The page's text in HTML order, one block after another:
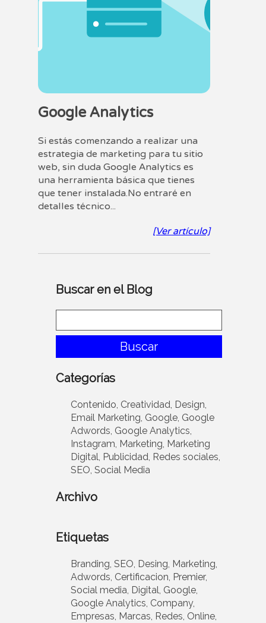
Google Analytics
Si estás comenzando a realizar una
estrategia de marketing para tu sitio
web, sin duda Google Analytics es
una herramienta básica que tienes
que tener instalada.No entraré en
detalles técnico...
[Ver artículo]
Buscar en el Blog
Buscar
Categorías
Contenido, Creatividad, Design,
Email Marketing, Google, Google
Adwords, Google Analytics,
Instagram, Marketing, Marketing
Digital, Publicidad, Redes sociales,
SEO, Social Media
Archivo
Etiquetas
Branding, SEO, Desing, Marketing,
Adwords, Certificacion, Premier,
Social media, Digital, Google,
Google Analytics, Company,
Empresas, Marcas, Redes, Online,